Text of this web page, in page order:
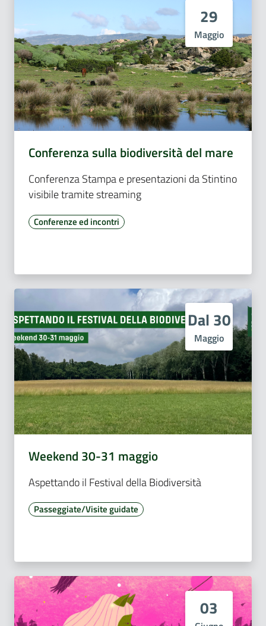
29
Maggio
Conferenza sulla biodiversità del mare
Conferenza Stampa e presentazioni da Stintino
visibile tramite streaming
Conferenze ed incontri
Dal 30
Maggio
Weekend 30-31 maggio
Aspettando il Festival della Biodiversità
Passeggiate/Visite guidate
03